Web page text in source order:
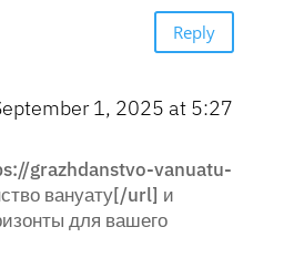
Reply
1, 2025 at 5:27
grazhdanstvo-vanuatu-
вануату[/url] и
для вашего